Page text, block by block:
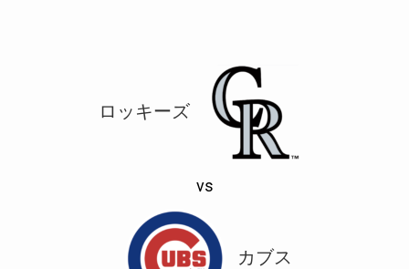
ロッキーズ
vs
カブス